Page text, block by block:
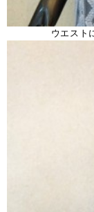
ウエスト